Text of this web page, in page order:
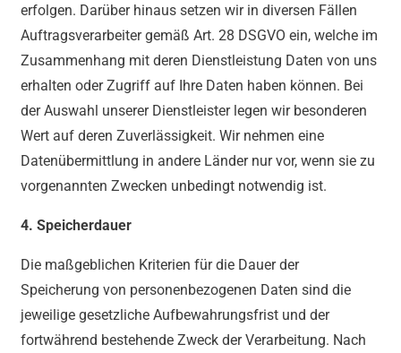
erfolgen. Darüber hinaus setzen wir in diversen Fällen
Auftragsverarbeiter gemäß Art. 28 DSGVO ein, welche im
Zusammenhang mit deren Dienstleistung Daten von uns
erhalten oder Zugriff auf Ihre Daten haben können. Bei
der Auswahl unserer Dienstleister legen wir besonderen
Wert auf deren Zuverlässigkeit. Wir nehmen eine
Datenübermittlung in andere Länder nur vor, wenn sie zu
vorgenannten Zwecken unbedingt notwendig ist.
4. Speicherdauer
Die maßgeblichen Kriterien für die Dauer der
Speicherung von personenbezogenen Daten sind die
jeweilige gesetzliche Aufbewahrungsfrist und der
fortwährend bestehende Zweck der Verarbeitung. Nach